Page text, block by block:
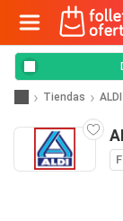
Tiendas ALDI